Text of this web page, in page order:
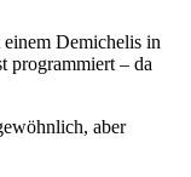
Demichelis in
programmiert – da
aber